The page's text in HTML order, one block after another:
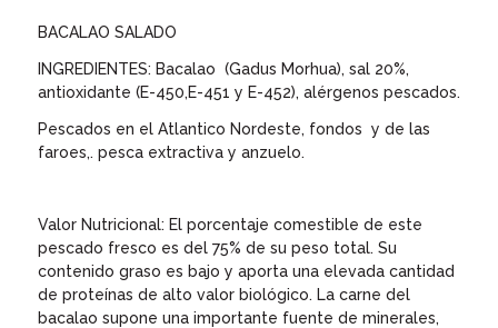
BACALAO SALADO
INGREDIENTES: Bacalao (Gadus Morhua), sal 20%,
antioxidante (E-450,E-451 y E-452), alérgenos pescados.
Pescados en el Atlantico Nordeste, fondos y de las
faroes,. pesca extractiva y anzuelo.
Valor Nutricional: El porcentaje comestible de este
pescado fresco es del 75% de su peso total. Su
contenido graso es bajo y aporta una elevada cantidad
de proteínas de alto valor biológico. La carne del
bacalao supone una importante fuente de minerales,